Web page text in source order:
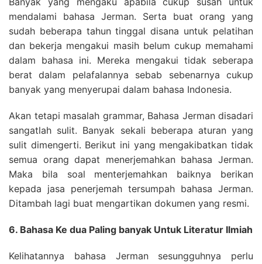
mendalami bahasa Jerman. Serta buat orang yang
sudah beberapa tahun tinggal disana untuk pelatihan
dan bekerja mengakui masih belum cukup memahami
dalam bahasa ini. Mereka mengakui tidak seberapa
berat dalam pelafalannya sebab sebenarnya cukup
banyak yang menyerupai dalam bahasa Indonesia.
Akan tetapi masalah grammar, Bahasa Jerman disadari
sangatlah sulit. Banyak sekali beberapa aturan yang
sulit dimengerti. Berikut ini yang mengakibatkan tidak
semua orang dapat menerjemahkan bahasa Jerman.
Maka bila soal menterjemahkan baiknya berikan
kepada jasa penerjemah tersumpah bahasa Jerman.
Ditambah lagi buat mengartikan dokumen yang resmi.
6. Bahasa Ke dua Paling banyak Untuk Literatur Ilmiah
Kelihatannya bahasa Jerman sesungguhnya perlu